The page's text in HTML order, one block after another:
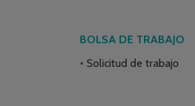
BOLSA DE TRABAJO
Solicitud de trabajo